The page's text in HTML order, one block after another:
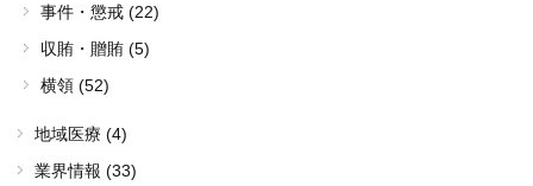
事件・懲戒 (22)
収賄・贈賄 (5)
横領 (52)
地域医療 (4)
業界情報 (33)